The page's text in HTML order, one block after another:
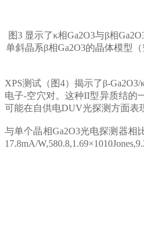
图3 显示了κ相Ga2O3与β相Ga2O
单斜晶系β相Ga2O3的晶体模型
XPS测试（图4）揭示了β-Ga2O3/
电子-空穴对。这种II型异质结的
可能在自供电DUV光探测方面表
与单个晶相Ga2O3光电探测器相
17.8mA/W,580.8,1.69×1010